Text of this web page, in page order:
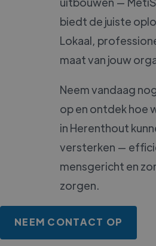
biedt de juiste
Lokaal,
maat van jouw
Neem vandaag
op en ontdek hoe
in Herenthout
versterken —
mensgericht en
zorgen.
NEEM CONTACT OP